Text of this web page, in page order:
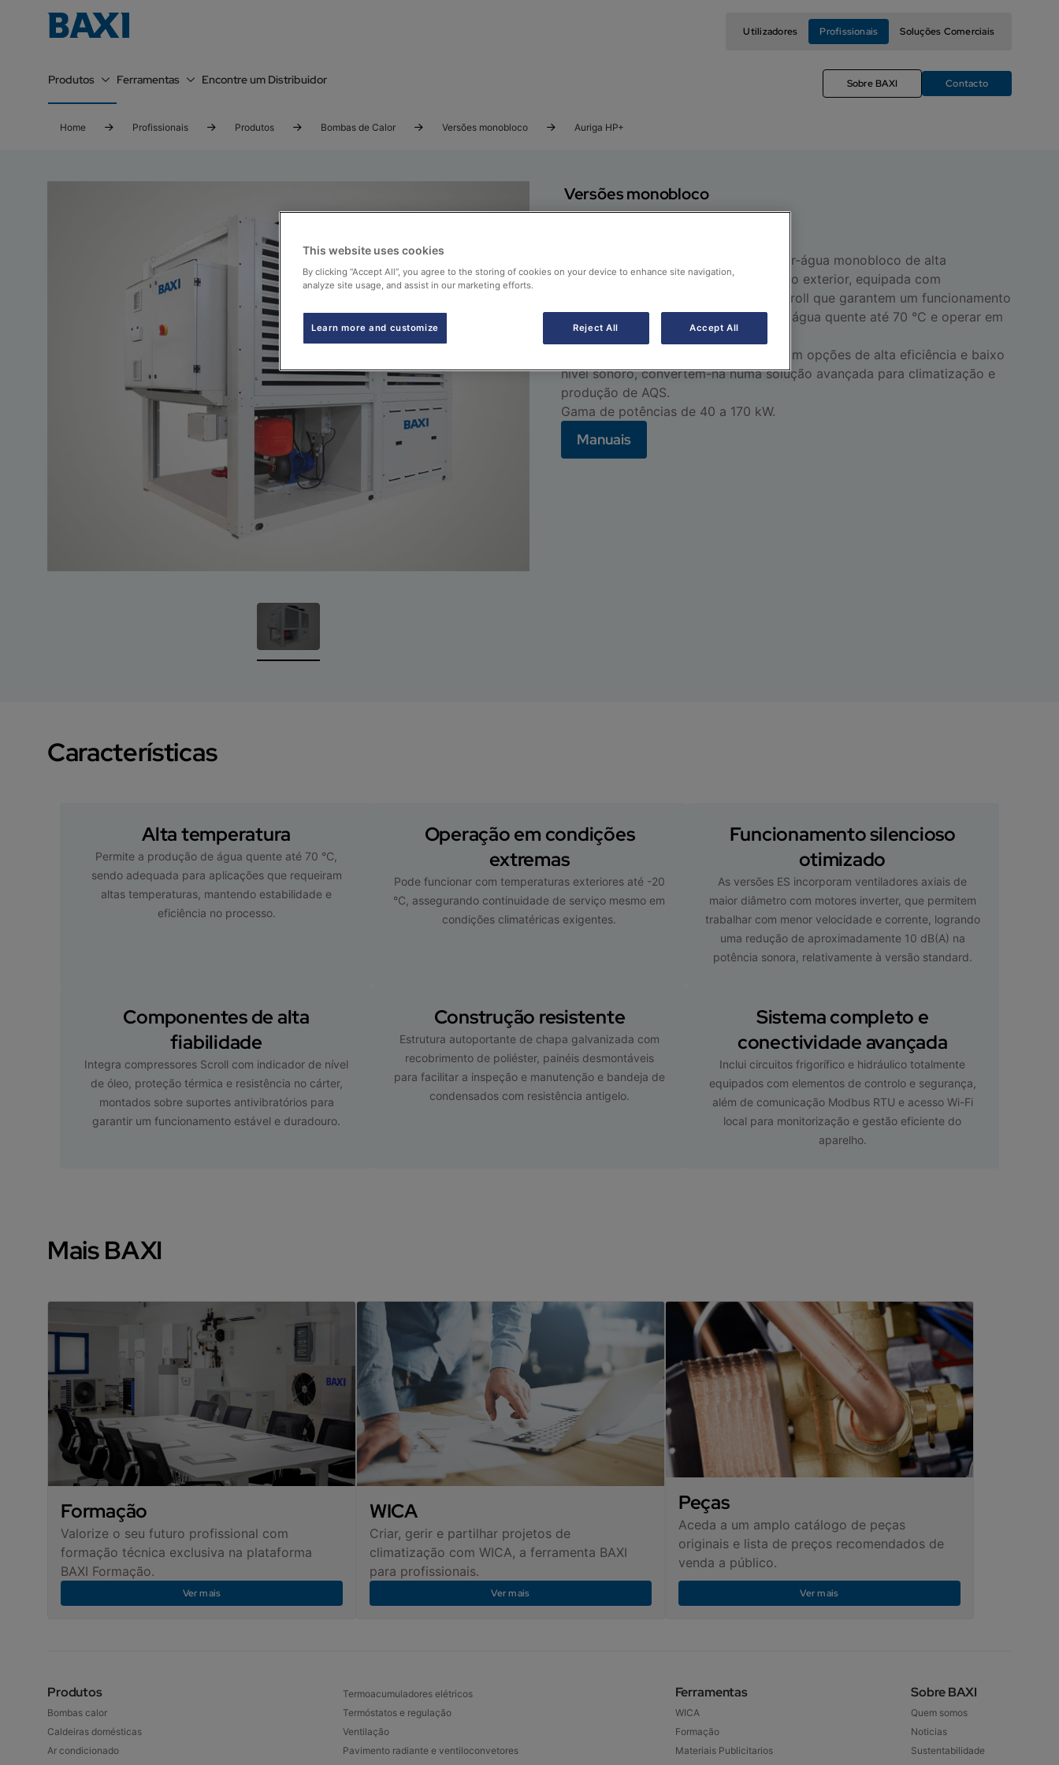
Utilizadores Profissionais Soluções Comerciais
Produtos Ferramentas Encontre um Distribuidor Sobre BAXI Contacto
Home Profissionais Produtos Bombas de Calor Versões monobloco Auriga HP+
Versões monobloco
A Auriga HP+ é uma bomba de calor ar-água monobloco de alta
temperatura, concebida para instalação exterior, equipada com
ventiladores axiais e compressores Scroll que garantem um funcionamento
fiável e eficiente. É capaz de produzir água quente até 70 °C e operar em
condições extremas, até -20 °C.
O seu desenho robusto, juntamente com opções de alta eficiência e baixo
nível sonoro, convertem-na numa solução avançada para climatização e
produção de AQS.
Gama de potências de 40 a 170 kW.
Manuais
Características
Alta temperatura
Permite a produção de água quente até 70 °C,
sendo adequada para aplicações que requeiram
altas temperaturas, mantendo estabilidade e
eficiência no processo.
Operação em condições
extremas
Pode funcionar com temperaturas exteriores até -20
°C, assegurando continuidade de serviço mesmo em
condições climatéricas exigentes.
Funcionamento silencioso
otimizado
As versões ES incorporam ventiladores axiais de
maior diâmetro com motores inverter, que permitem
trabalhar com menor velocidade e corrente, logrando
uma redução de aproximadamente 10 dB(A) na
potência sonora, relativamente à versão standard.
Componentes de alta
fiabilidade
Integra compressores Scroll com indicador de nível
de óleo, proteção térmica e resistência no cárter,
montados sobre suportes antivibratórios para
garantir um funcionamento estável e duradouro.
Construção resistente
Estrutura autoportante de chapa galvanizada com
recobrimento de poliéster, painéis desmontáveis
para facilitar a inspeção e manutenção e bandeja de
condensados com resistência antigelo.
Sistema completo e
conectividade avançada
Inclui circuitos frigorífico e hidráulico totalmente
equipados com elementos de controlo e segurança,
além de comunicação Modbus RTU e acesso Wi-Fi
local para monitorização e gestão eficiente do
aparelho.
Mais BAXI
Formação
Valorize o seu futuro profissional com
formação técnica exclusiva na plataforma
BAXI Formação.
Ver mais
WICA
Criar, gerir e partilhar projetos de
climatização com WICA, a ferramenta BAXI
para profissionais.
Ver mais
Peças
Aceda a um amplo catálogo de peças
originais e lista de preços recomendados de
venda a público.
Ver mais
Produtos
Bombas calor
Caldeiras domésticas
Ar condicionado
Termoacumuladores elétricos
Termóstatos e regulação
Ventilação
Pavimento radiante e ventiloconvetores
Ferramentas
WICA
Formação
Materiais Publicitarios
Sobre BAXI
Quem somos
Noticias
Sustentabilidade
This website uses cookies
By clicking “Accept All”, you agree to the storing of cookies on your device to enhance site navigation,
analyze site usage, and assist in our marketing efforts.
Learn more and customize Reject All Accept All